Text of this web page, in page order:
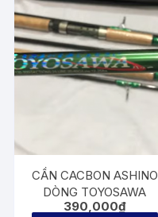
CẦN CACBON ASHINO
DÒNG TOYOSAWA
390,000₫